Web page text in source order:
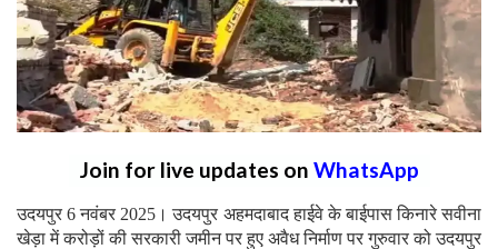
Join for live updates on WhatsApp
उदयपुर 6 नवंबर 2025। उदयपुर अहमदाबाद हाईवे के बाईपास किनारे सवीना
खेड़ा में करोड़ों की सरकारी जमीन पर हुए अवैध निर्माण पर गुरुवार को उदयपुर